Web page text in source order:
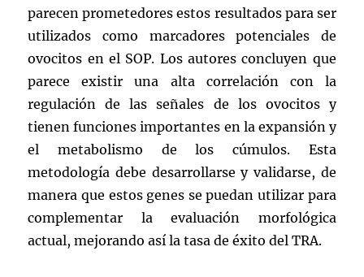
parecen prometedores estos resultados para ser
utilizados como marcadores potenciales de
ovocitos en el SOP. Los autores concluyen que
parece existir una alta correlación con la
regulación de las señales de los ovocitos y
tienen funciones importantes en la expansión y
el metabolismo de los cúmulos. Esta
metodología debe desarrollarse y validarse, de
manera que estos genes se puedan utilizar para
complementar la evaluación morfológica
actual, mejorando así la tasa de éxito del TRA.